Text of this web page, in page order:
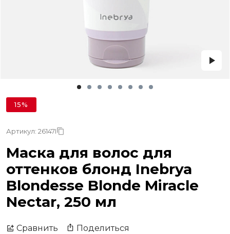
15%
Артикул: 26147I
Маска для волос для
оттенков блонд Inebrya
Blondesse Blonde Miracle
Nectar, 250 мл
Сравнить Поделиться